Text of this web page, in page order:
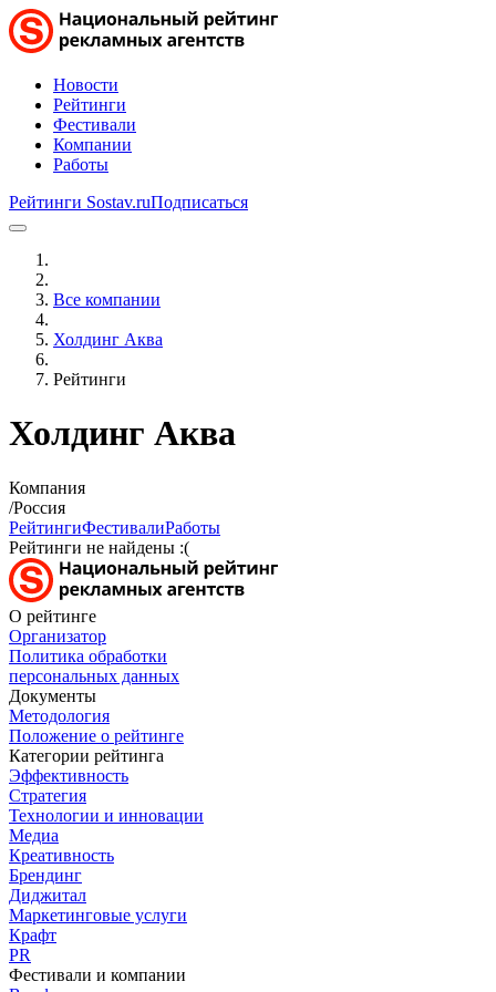
Новости
Рейтинги
Фестивали
Компании
Работы
Рейтинги Sostav.ruПодписаться
Все компании
Холдинг Аква
Рейтинги
Холдинг Аква
Компания
/Россия
РейтингиФестивалиРаботы
Рейтинги не найдены :(
О рейтинге
Организатор
Политика обработки
персональных данных
Документы
Методология
Положение о рейтинге
Категории рейтинга
Эффективность
Стратегия
Технологии и инновации
Медиа
Креативность
Брендинг
Диджитал
Маркетинговые услуги
Крафт
PR
Фестивали и компании